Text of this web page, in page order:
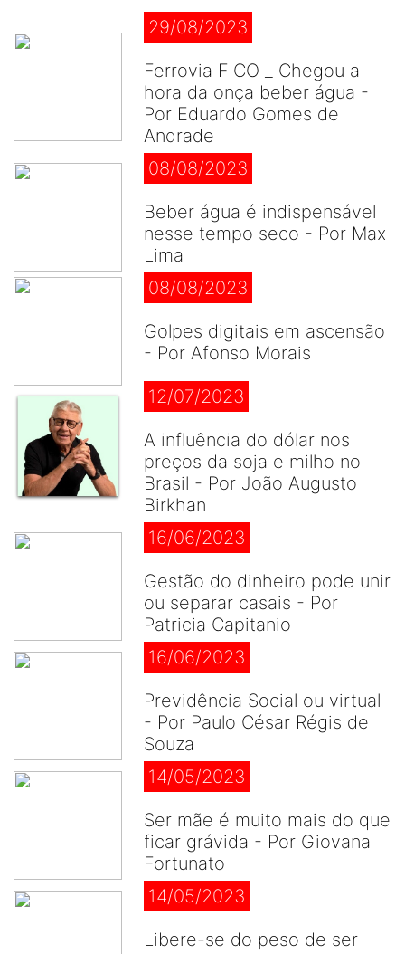
29/08/2023
Ferrovia FICO _ Chegou a
hora da onça beber água -
Por Eduardo Gomes de
Andrade
08/08/2023
Beber água é indispensável
nesse tempo seco - Por Max
Lima
08/08/2023
Golpes digitais em ascensão
- Por Afonso Morais
12/07/2023
A influência do dólar nos
preços da soja e milho no
Brasil - Por João Augusto
Birkhan
16/06/2023
Gestão do dinheiro pode unir
ou separar casais - Por
Patricia Capitanio
16/06/2023
Previdência Social ou virtual
- Por Paulo César Régis de
Souza
14/05/2023
Ser mãe é muito mais do que
ficar grávida - Por Giovana
Fortunato
14/05/2023
Libere-se do peso de ser